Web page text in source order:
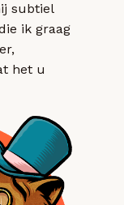
subtiel
ik graag
het u